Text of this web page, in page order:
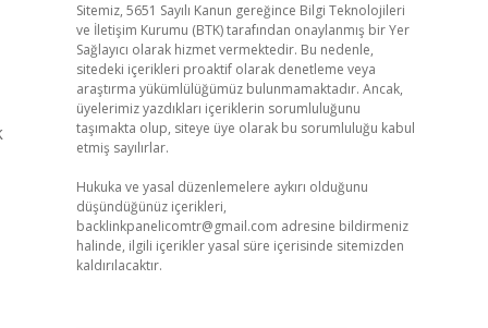
Sitemiz, 5651 Sayılı Kanun gereğince Bilgi Teknolojileri
ve İletişim Kurumu (BTK) tarafından onaylanmış bir Yer
Sağlayıcı olarak hizmet vermektedir. Bu nedenle,
sitedeki içerikleri proaktif olarak denetleme veya
araştırma yükümlülüğümüz bulunmamaktadır. Ancak,
üyelerimiz yazdıkları içeriklerin sorumluluğunu
taşımakta olup, siteye üye olarak bu sorumluluğu kabul
etmiş sayılırlar.
Hukuka ve yasal düzenlemelere aykırı olduğunu
düşündüğünüz içerikleri,
backlinkpanelicomtr@gmail.com adresine bildirmeniz
halinde, ilgili içerikler yasal süre içerisinde sitemizden
kaldırılacaktır.